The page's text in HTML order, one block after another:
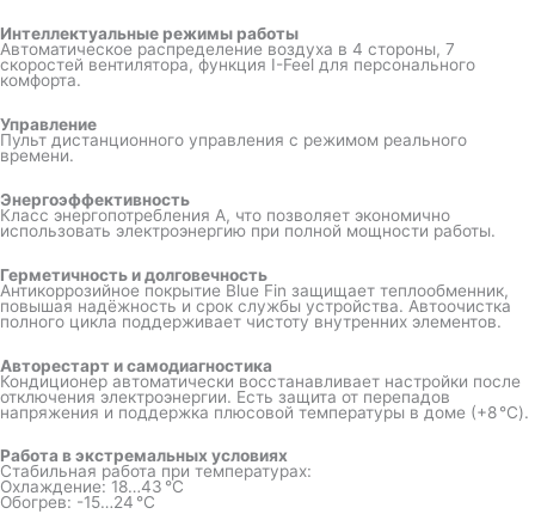
Интеллектуальные режимы работы
Автоматическое распределение воздуха в 4 стороны, 7
скоростей вентилятора, функция I-Feel для персонального
комфорта.
Управление
Пульт дистанционного управления с режимом реального
времени.
Энергоэффективность
Класс энергопотребления A, что позволяет экономично
использовать электроэнергию при полной мощности работы.
Герметичность и долговечность
Антикоррозийное покрытие Blue Fin защищает теплообменник,
повышая надёжность и срок службы устройства. Автоочистка
полного цикла поддерживает чистоту внутренних элементов.
Авторестарт и самодиагностика
Кондиционер автоматически восстанавливает настройки после
отключения электроэнергии. Есть защита от перепадов
напряжения и поддержка плюсовой температуры в доме (+8 °C).
Работа в экстремальных условиях
Стабильная работа при температурах:
Охлаждение: 18…43 °C
Обогрев: -15…24 °C